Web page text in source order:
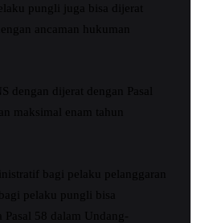
pungli juga bisa dijerat
ancaman hukuman
dengan dijerat dengan Pasal
maksimal enam tahun
bagi pelaku pelanggaran
pelaku pungli bisa
Pasal 58 dalam Undang-